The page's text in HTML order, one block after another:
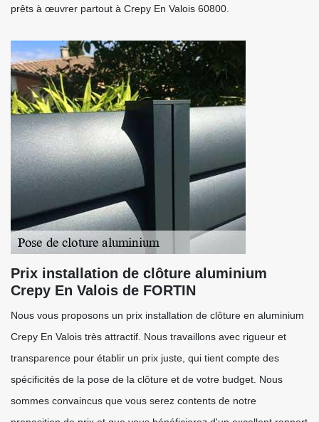
prêts à œuvrer partout à Crepy En Valois 60800.
Prix installation de clôture aluminium
Crepy En Valois de FORTIN
Nous vous proposons un prix installation de clôture en aluminium
Crepy En Valois très attractif. Nous travaillons avec rigueur et
transparence pour établir un prix juste, qui tient compte des
spécificités de la pose de la clôture et de votre budget. Nous
sommes convaincus que vous serez contents de notre